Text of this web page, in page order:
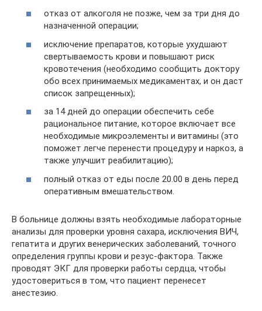
отказ от алкоголя не позже, чем за три дня до
назначенной операции;
исключение препаратов, которые ухудшают
свертываемость крови и повышают риск
кровотечения (необходимо сообщить доктору
обо всех принимаемых медикаментах, и он даст
список запрещенных);
за 14 дней до операции обеспечить себе
рациональное питание, которое включает все
необходимые микроэлементы и витамины (это
поможет легче перенести процедуру и наркоз, а
также улучшит реабилитацию);
полный отказ от еды после 20.00 в день перед
оперативным вмешательством.
В больнице должны взять необходимые лабораторные
анализы для проверки уровня сахара, исключения ВИЧ,
гепатита и других венерических заболеваний, точного
определения группы крови и резус-фактора. Также
проводят ЭКГ для проверки работы сердца, чтобы
удостовериться в том, что пациент перенесет
анестезию.